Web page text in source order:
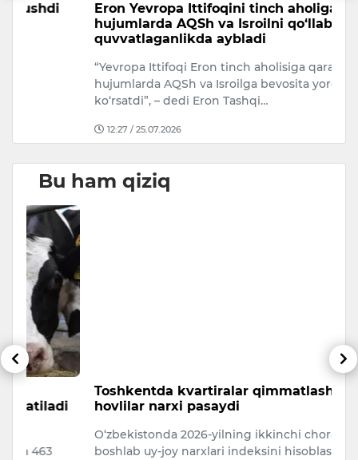
Eron Yevropa Ittifoqini tinch aholiga qarshi
hujumlarda AQSh va Isroilni qo‘llab-
quvvatlaganlikda aybladi
“Yevropa Ittifoqi Eron tinch aholisiga qaratilgan
hujumlarda AQSh va Isroilga bevosita yordam
ko‘rsatdi”, – dedi Eron Tashqi…
12:27 / 25.07.2026
Bu ham qiziq
Toshkentda kvartiralar qimmatlashdi,
hovlilar narxi pasaydi
O‘zbekistonda 2026-yilning ikkinchi choragidan
boshlab uy-joy narxlari indeksini hisoblashning